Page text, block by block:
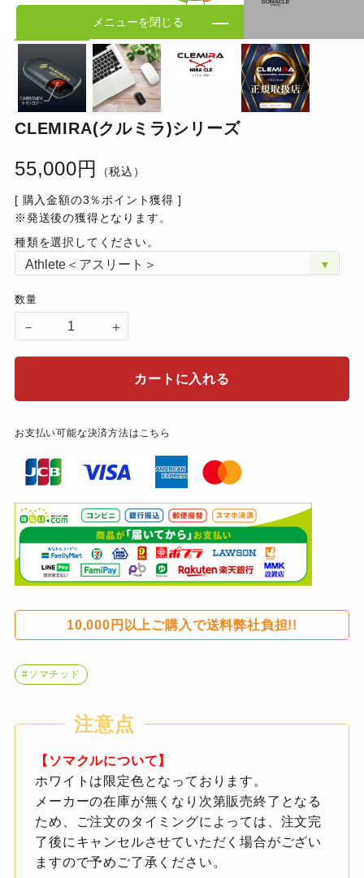
メニューを閉じる
CLEMIRA(クルミラ)シリーズ
55,000円 （税込）
[ 購入金額の3％ポイント獲得 ]
※発送後の獲得となります。
種類を選択してください。
数量
－ ＋
カートに入れる
お支払い可能な決済方法はこちら
10,000円以上ご購入で送料弊社負担!!
#ソマチッド
【ソマクルについて】
ホワイトは限定色となっております。
メーカーの在庫が無くなり次第販売終了となる
ため、ご注文のタイミングによっては、注文完
了後にキャンセルさせていただく場合がござい
ますので予めご了承ください。